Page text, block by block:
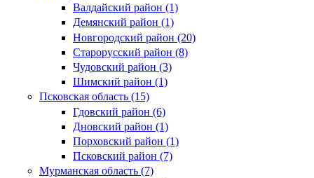
Валдайский район (1)
Демянский район (1)
Новгородский район (20)
Старорусский район (8)
Чудовский район (3)
Шимский район (1)
Псковская область (15)
Гдовский район (6)
Дновский район (1)
Порховский район (1)
Псковский район (7)
Мурманская область (7)